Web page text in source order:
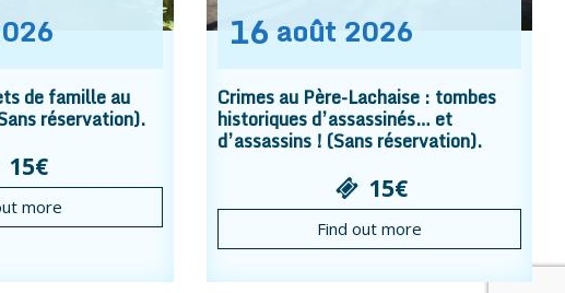
de famille au
réservation).
15€
more
16 août 2026
Crimes au Père-Lachaise : tombes
historiques d’assassinés… et
d’assassins ! (Sans réservation).
15€
Find out more